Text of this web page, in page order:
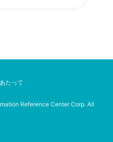
たって
Reference Center Corp. All